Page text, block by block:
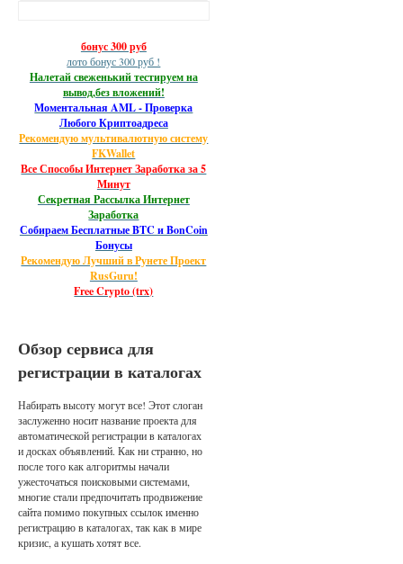
бонус 300 руб
лото бонус 300 руб !
Налетай свеженький тестируем на
вывод,без вложений!
Моментальная AML - Проверка
Любого Криптоадреса
Рекомендую мультивалютную систему
FKWallet
Все Способы Интернет Заработка за 5
Минут
Секретная Рассылка Интернет
Заработка
Собираем Бесплатные BTC и BonCoin
Бонусы
Рекомендую Лучший в Рунете Проект
RusGuru!
Free Crypto (trx)
Обзор сервиса для
регистрации в каталогах
Набирать высоту могут все! Этот слоган
заслуженно носит название проекта для
автоматической регистрации в каталогах
и досках объявлений. Как ни странно, но
после того как алгоритмы начали
ужесточаться поисковыми системами,
многие стали предпочитать продвижение
сайта помимо покупных ссылок именно
регистрацию в каталогах, так как в мире
кризис, а кушать хотят все.